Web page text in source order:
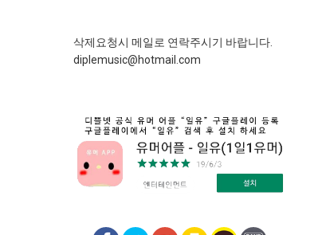
삭제요청시 메일로 연락주시기 바랍니다.
diplemusic@hotmail.com